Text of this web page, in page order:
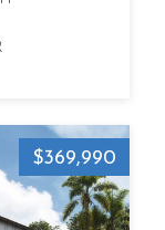
$369,990